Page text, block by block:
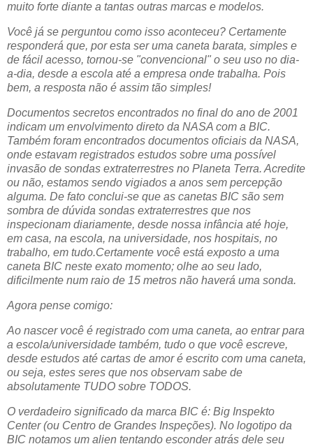
muito forte diante a tantas outras marcas e modelos.
Você já se perguntou como isso aconteceu? Certamente
responderá que, por esta ser uma caneta barata, simples e
de fácil acesso, tornou-se "convencional" o seu uso no dia-
a-dia, desde a escola até a empresa onde trabalha. Pois
bem, a resposta não é assim tão simples!
Documentos secretos encontrados no final do ano de 2001
indicam um envolvimento direto da NASA com a BIC.
Também foram encontrados documentos oficiais da NASA,
onde estavam registrados estudos sobre uma possível
invasão de sondas extraterrestres no Planeta Terra. Acredite
ou não, estamos sendo vigiados a anos sem percepção
alguma. De fato conclui-se que as canetas BIC são sem
sombra de dúvida sondas extraterrestres que nos
inspecionam diariamente, desde nossa infância até hoje,
em casa, na escola, na universidade, nos hospitais, no
trabalho, em tudo.Certamente você está exposto a uma
caneta BIC neste exato momento; olhe ao seu lado,
dificilmente num raio de 15 metros não haverá uma sonda.
Agora pense comigo:
Ao nascer você é registrado com uma caneta, ao entrar para
a escola/universidade também, tudo o que você escreve,
desde estudos até cartas de amor é escrito com uma caneta,
ou seja, estes seres que nos observam sabe de
absolutamente TUDO sobre TODOS.
O verdadeiro significado da marca BIC é: Big Inspekto
Center (ou Centro de Grandes Inspeções). No logotipo da
BIC notamos um alien tentando esconder atrás dele seu